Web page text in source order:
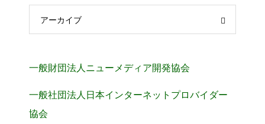
アーカイブ
一般財団法人ニューメディア開発協会
一般社団法人日本インターネットプロバイダー
協会